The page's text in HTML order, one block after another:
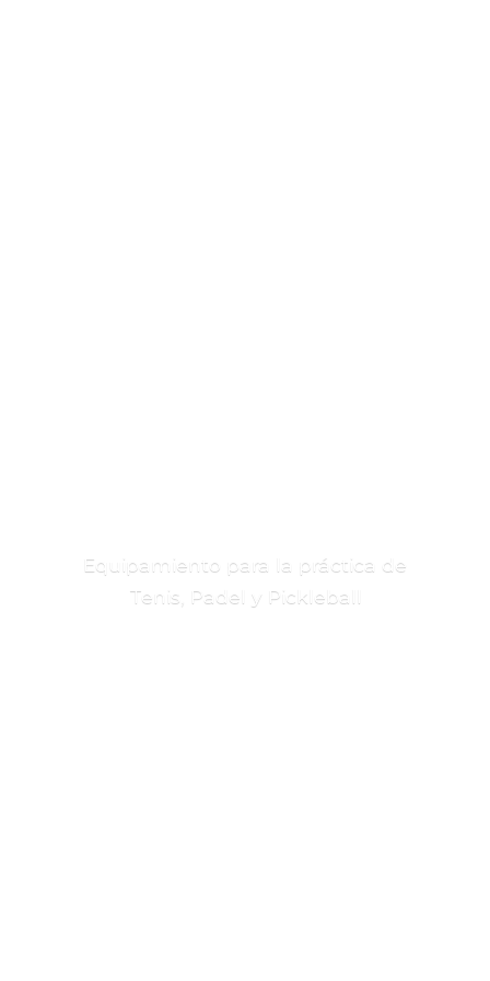
Equipamiento para la práctica de
Tenis, Padel
y Pickleball